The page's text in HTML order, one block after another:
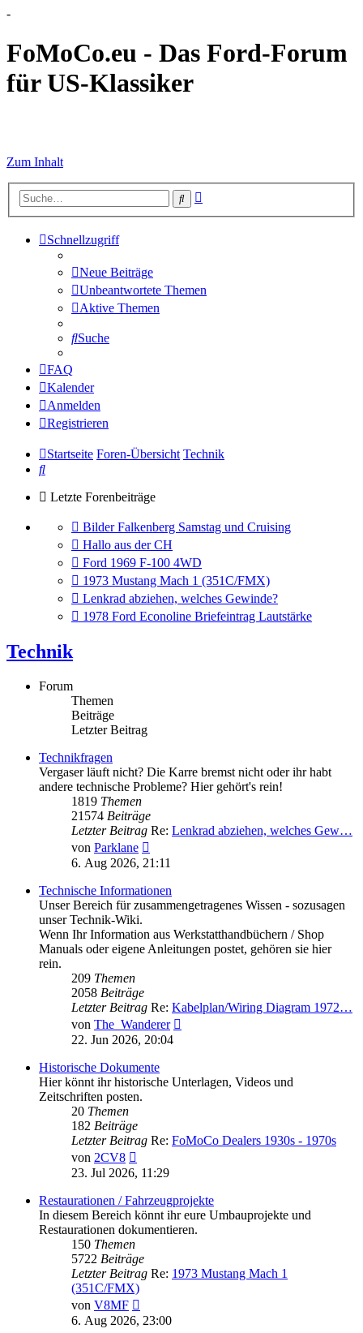
-
FoMoCo.eu - Das Ford-Forum
für US-Klassiker
Zum Inhalt
Suche
Schnellzugriff
Neue Beiträge
Unbeantwortete Themen
Aktive Themen
Suche
FAQ
Kalender
Anmelden
Registrieren
Startseite Foren-Übersicht Technik
Suche
Letzte Forenbeiträge
Gehe
zum
letzten
Beitrag
Bilder Falkenberg Samstag und Cruising
Gehe
zum
letzten
Beitrag
Hallo aus der CH
Gehe
zum
letzten
Beitrag
Ford 1969 F-100 4WD
Gehe
zum
letzten
Beitrag
1973 Mustang Mach 1 (351C/FMX)
Gehe
zum
letzten
Lenkrad abziehen, welches Gewinde?
Gehe
1978 Ford Econoline Briefeintrag Lautstärke
Technik
Forum
Themen
Beiträge
Letzter Beitrag
Technikfragen
Vergaser läuft nicht? Die Karre bremst nicht oder ihr habt
andere technische Probleme? Hier gehört's rein!
1819 Themen
21574 Beiträge
Letzter Beitrag Re: Lenkrad abziehen, welches Gew…
von Parklane
Beitrag
6. Aug 2026, 21:11
Technische Informationen
Unser Bereich für zusammengetragenes Wissen - sozusagen
unser Technik-Wiki.
Wenn Ihr Information aus Werkstatthandbüchern / Shop
Manuals oder eigene Anleitungen postet, gehören sie hier
rein.
209 Themen
2058 Beiträge
Letzter Beitrag Re: Kabelplan/Wiring Diagram 1972…
von The_Wanderer
22. Jun 2026, 20:04
Historische Dokumente
Hier könnt ihr historische Unterlagen, Videos und
Zeitschriften posten.
20 Themen
182 Beiträge
Letzter Beitrag Re: FoMoCo Dealers 1930s - 1970s
von 2CV8
Beitrag
23. Jul 2026, 11:29
Restaurationen / Fahrzeugprojekte
In diesem Bereich könnt ihr eure Umbauprojekte und
Restaurationen dokumentieren.
150 Themen
5722 Beiträge
Letzter Beitrag Re: 1973 Mustang Mach 1
(351C/FMX)
von V8MF
Beitrag
6. Aug 2026, 23:00